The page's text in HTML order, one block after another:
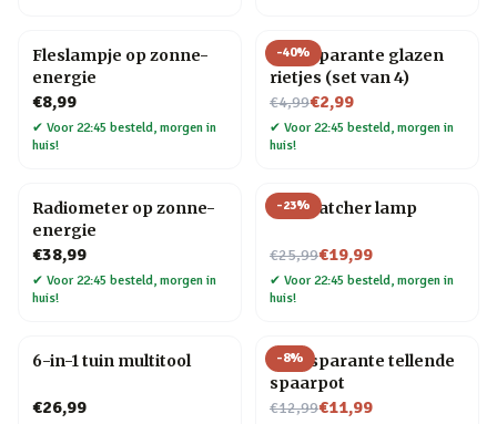
Fleslampje op zonne-
energie
€8,99
✔ Voor 22:45 besteld, morgen in
huis!
-40%
Transparante glazen
rietjes (set van 4)
€4,99
Nu voor€2,99
✔ Voor 22:45 besteld, morgen in
huis!
Radiometer op zonne-
energie
€38,99
✔ Voor 22:45 besteld, morgen in
huis!
-23%
Star Catcher lamp
€25,99
Nu voor€19,99
✔ Voor 22:45 besteld, morgen in
huis!
6-in-1 tuin multitool
€26,99
-8%
Transparante tellende
spaarpot
€12,99
Nu voor€11,99